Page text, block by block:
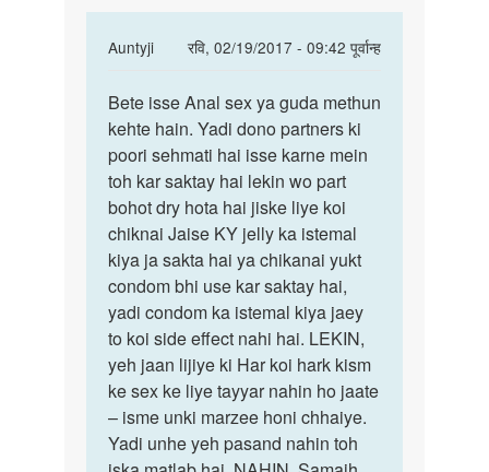
Auntyji
रवि, 02/19/2017 - 09:42 पूर्वान्ह
In
to
Anti
ji
mujhe
apni
bibi
ko
by
tanix
Bete
isse
Anal
sex
ya
guda
Bete isse Anal sex ya guda methun
kehte hain. Yadi dono partners ki
poori sehmati hai isse karne mein
toh kar saktay hai lekin wo part
bohot dry hota hai jiske liye koi
chiknai Jaise KY jelly ka istemal
kiya ja sakta hai ya chikanai yukt
condom bhi use kar saktay hai,
yadi condom ka istemal kiya jaey
to koi side effect nahi hai. LEKIN,
yeh jaan lijiye ki Har koi hark kism
ke sex ke liye tayyar nahin ho jaate
– isme unki marzee honi chhaiye.
Yadi unhe yeh pasand nahin toh